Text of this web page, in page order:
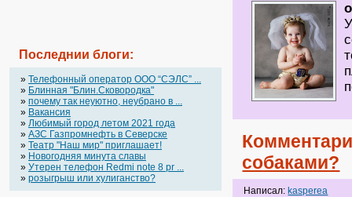
Последнии блоги:
» Телефонный оператор OOO “СЭЛС” ...
» Блинная "Блин.Сковородка"
» почему так неуютно, неубрано в ...
» Вакансия
» Любимый город летом 2021 года
» АЗС Газпромнефть в Северске
» Театр "Наш мир" приглашает!
» Новогодняя минута славы
» Утерен телефон Redmi note 8 pr ...
» розыгрыш или хулиганство?
собаками?
Написал: kasperea